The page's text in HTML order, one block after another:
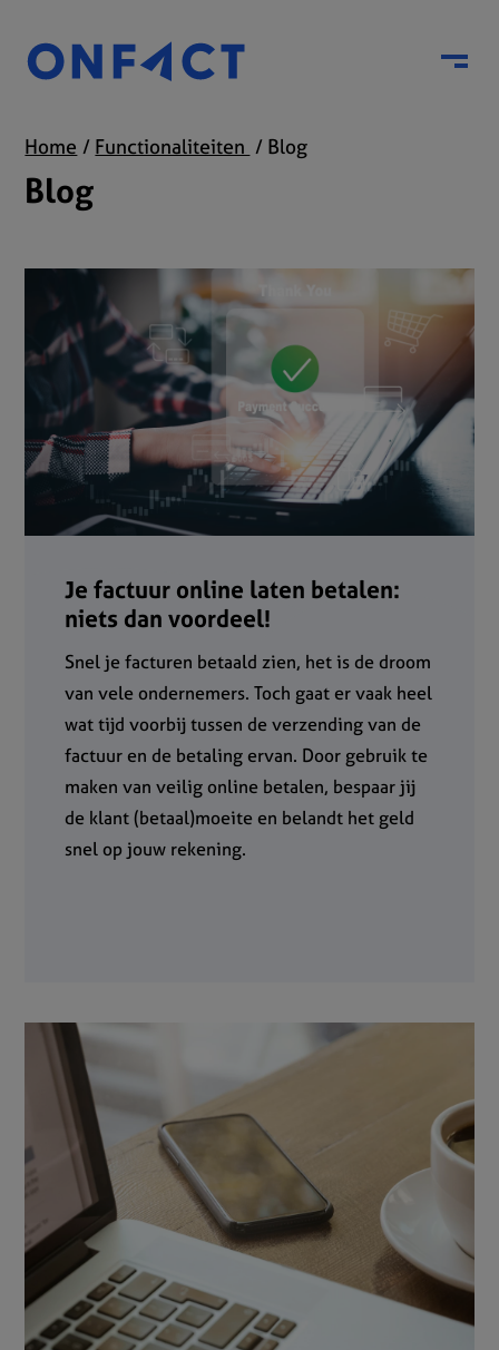
Menu
Home Functionaliteiten Blog
Blog
Je factuur online laten betalen:
niets dan voordeel!
Snel je facturen betaald zien, het is de droom
van vele ondernemers. Toch gaat er vaak heel
wat tijd voorbij tussen de verzending van de
factuur en de betaling ervan. Door gebruik te
maken van veilig online betalen, bespaar jij
de klant (betaal)moeite en belandt het geld
snel op jouw rekening.